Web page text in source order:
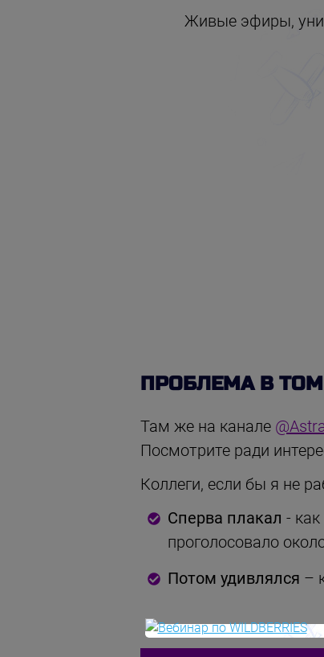
Живые эфиры,
ПРОБЛЕМА В
Там же на канале
Посмотрите ради
Коллеги, если бы я не
Сперва плакал -
проголосовало
Потом удивлялся –